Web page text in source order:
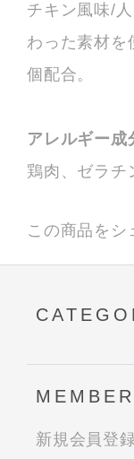
チキン風味/
わった素材を
個配合。
アレルギー成
鶏肉、ゼラチ
この商品をシ
MEMBER
新規会員登